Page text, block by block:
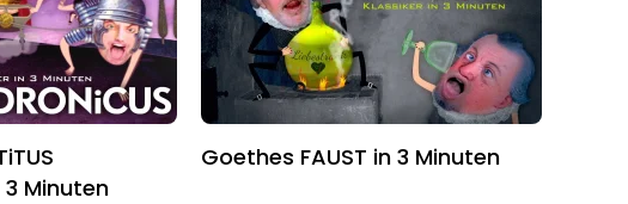
3 Minuten
Goethes FAUST in 3 Minuten